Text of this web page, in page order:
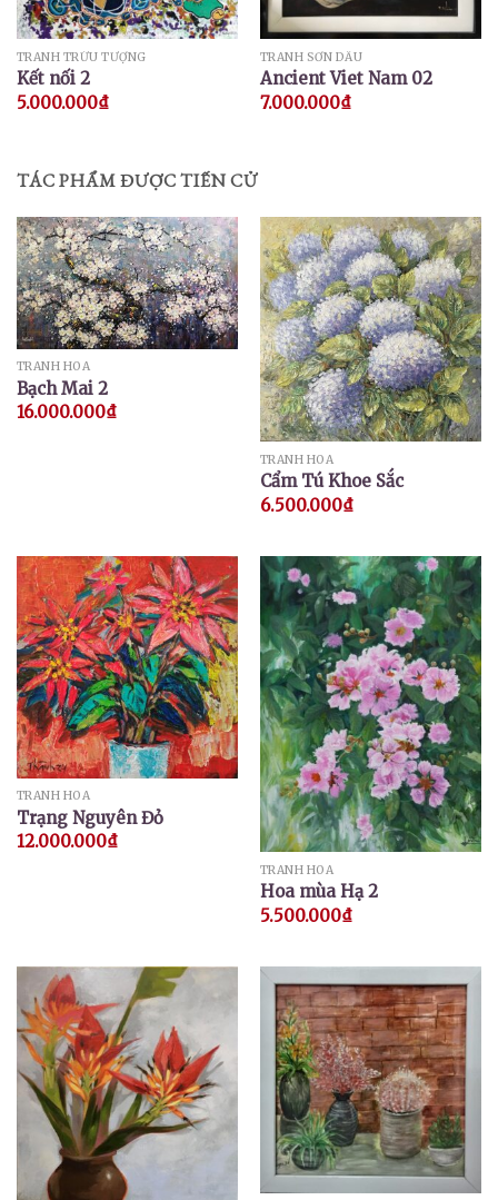
TRANH TRỪU TƯỢNG
Kết nối 2
5.000.000₫
TRANH SƠN DẦU
Ancient Viet Nam 02
7.000.000₫
TÁC PHẨM ĐƯỢC TIẾN CỬ
TRANH HOA
Bạch Mai 2
16.000.000₫
TRANH HOA
Cẩm Tú Khoe Sắc
6.500.000₫
TRANH HOA
Trạng Nguyên Đỏ
12.000.000₫
TRANH HOA
Hoa mùa Hạ 2
5.500.000₫